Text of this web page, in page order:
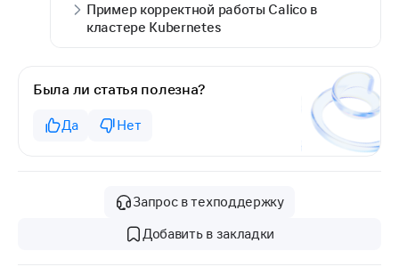
Пример корректной работы Calico в
кластере Kubernetes
Была ли статья полезна?
Да Нет
Запрос в техподдержку
Добавить в закладки